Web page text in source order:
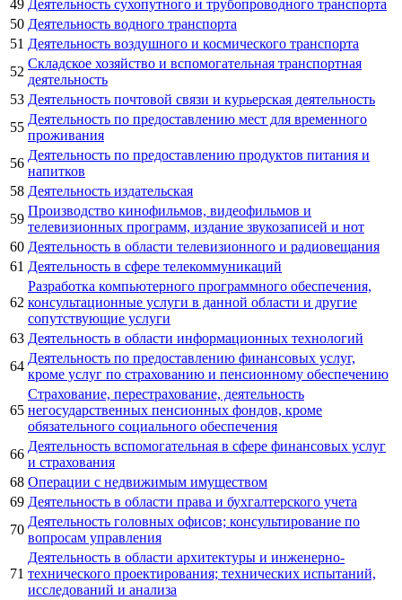
49 Деятельность сухопутного и трубопроводного транспорта
50 Деятельность водного транспорта
51 Деятельность воздушного и космического транспорта
52
Складское хозяйство и вспомогательная транспортная
деятельность
53 Деятельность почтовой связи и курьерская деятельность
55
Деятельность по предоставлению мест для временного
проживания
56
Деятельность по предоставлению продуктов питания и
напитков
58 Деятельность издательская
59
Производство кинофильмов, видеофильмов и
телевизионных программ, издание звукозаписей и нот
60 Деятельность в области телевизионного и радиовещания
61 Деятельность в сфере телекоммуникаций
62
Разработка компьютерного программного обеспечения,
консультационные услуги в данной области и другие
сопутствующие услуги
63 Деятельность в области информационных технологий
64
Деятельность по предоставлению финансовых услуг,
кроме услуг по страхованию и пенсионному обеспечению
65
Страхование, перестрахование, деятельность
негосударственных пенсионных фондов, кроме
обязательного социального обеспечения
66
Деятельность вспомогательная в сфере финансовых услуг
и страхования
68 Операции с недвижимым имуществом
69 Деятельность в области права и бухгалтерского учета
70
Деятельность головных офисов; консультирование по
вопросам управления
71
Деятельность в области архитектуры и инженерно-
технического проектирования; технических испытаний,
исследований и анализа